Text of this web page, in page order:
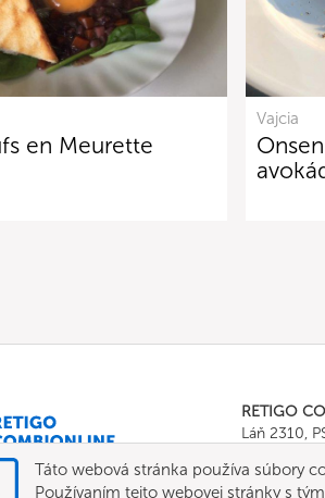
en Meurette
Vajcia
RETIGO
Láň 2310,
E-mail:
Táto webová stránka používa súbory
Používaním tejto webovej stránky s